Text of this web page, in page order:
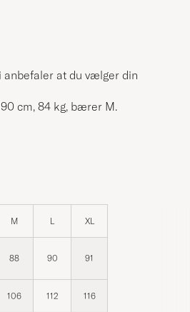
anbefaler at du vælger din
cm, 84 kg, bærer M.
M L XL
88 90 91
106 112 116